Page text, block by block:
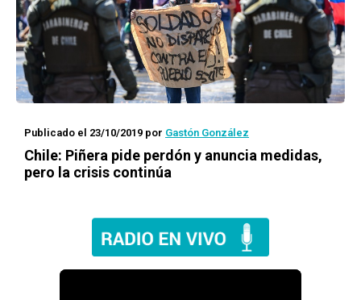
Publicado el 23/10/2019 por Gastón González
Chile: Piñera pide perdón y anuncia medidas,
pero la crisis continúa